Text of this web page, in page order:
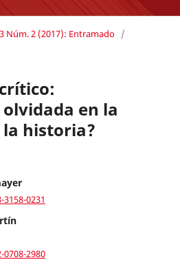
Núm. 2 (2017): Entramado /
en la
la historia?
0231
2980